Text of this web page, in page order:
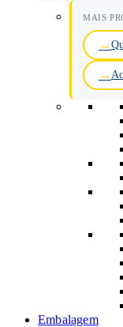
MAIS
Embalagem